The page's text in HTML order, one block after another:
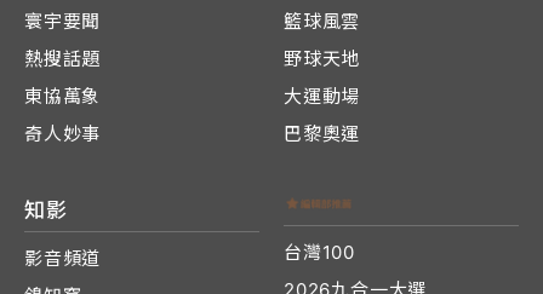
寰宇要聞
熱搜話題
東協萬象
奇人妙事
籃球風雲
野球天地
大運動場
巴黎奧運
知影
影音頻道
台灣100
2026九合一大選